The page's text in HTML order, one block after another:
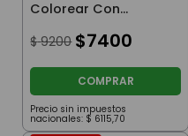
Colorear Con
$ 9200 $7400
COMPRAR
Precio sin impuestos
nacionales: $ 6115,70